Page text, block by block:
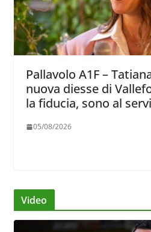
Pallavolo A1F –
nuova diesse di
la fiducia, sono al
05/08/2026
Video